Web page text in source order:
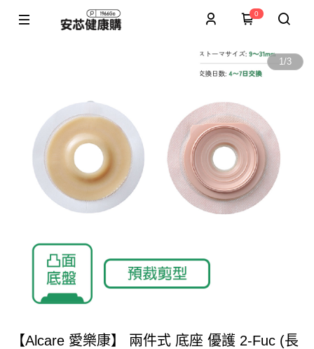
0
1/3
【Alcare 愛樂康】 兩件式 底座 優護 2-Fuc (長